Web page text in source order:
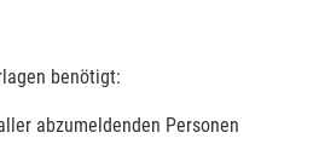
benötigt:
abzumeldenden Personen